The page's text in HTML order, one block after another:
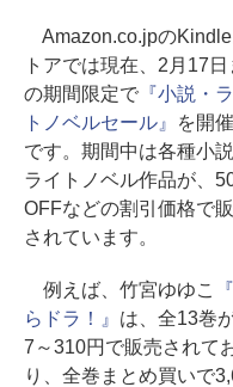
Amazon.co.jpのKindle
トアでは現在、2月17日
の期間限定で『小説・
トノベルセール』
を開
です。期間中は各種小
ライトノベル作品が、
OFFなどの割引価格で
されています。
例えば、竹宮ゆゆこ
らドラ！』 は、全13巻
7～310円で販売されて
り、全巻まとめ買いで